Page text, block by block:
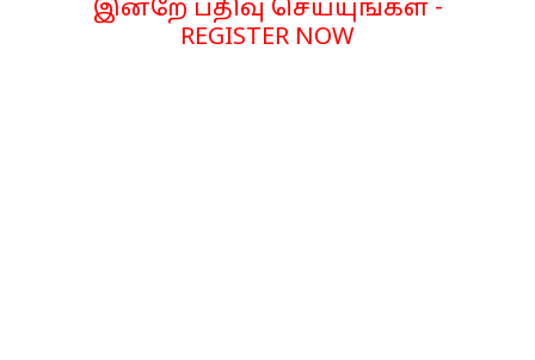
இன்றே பதிவு செய்யுங்கள் -
REGISTER NOW